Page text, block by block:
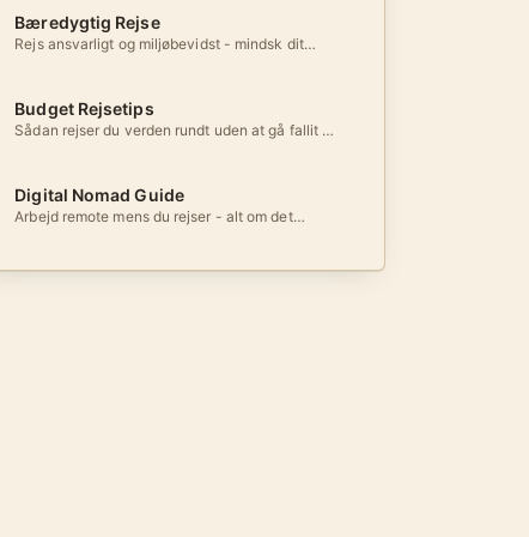
Bæredygtig Rejse
Rejs ansvarligt og miljøbevidst - mindsk dit
Budget Rejsetips
Sådan rejser du verden rundt uden at gå fallit -
Digital Nomad Guide
Arbejd remote mens du rejser - alt om det